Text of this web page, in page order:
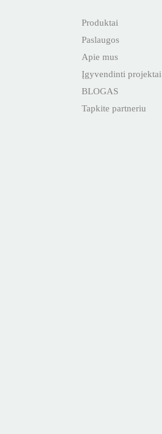
Produktai
Paslaugos
Apie mus
Įgyvendinti projektai
BLOGAS
Tapkite partneriu